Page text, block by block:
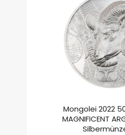
Mongolei 2022
MAGNIFICENT